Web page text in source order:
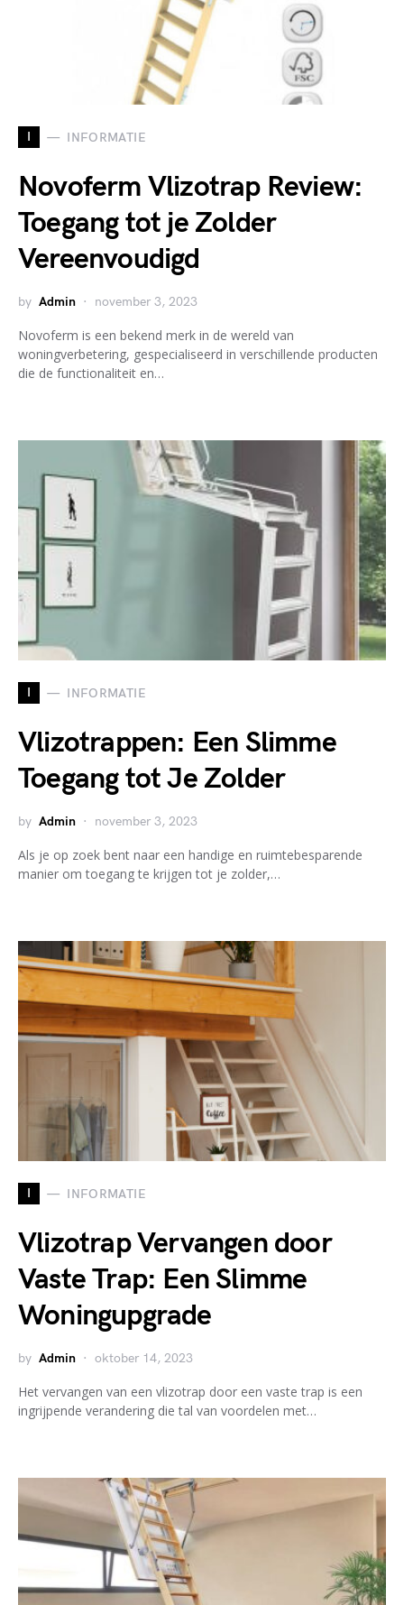
I INFORMATIE
Novoferm Vlizotrap Review:
Toegang tot je Zolder
Vereenvoudigd
by Admin november 3, 2023
Novoferm is een bekend merk in de wereld van
woningverbetering, gespecialiseerd in verschillende producten
die de functionaliteit en…
I INFORMATIE
Vlizotrappen: Een Slimme
Toegang tot Je Zolder
by Admin november 3, 2023
Als je op zoek bent naar een handige en ruimtebesparende
manier om toegang te krijgen tot je zolder,…
I INFORMATIE
Vlizotrap Vervangen door
Vaste Trap: Een Slimme
Woningupgrade
by Admin oktober 14, 2023
Het vervangen van een vlizotrap door een vaste trap is een
ingrijpende verandering die tal van voordelen met…